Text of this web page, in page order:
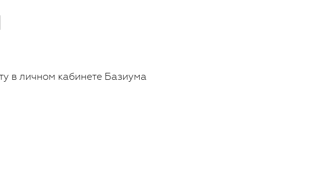
в личном кабинете Базиума